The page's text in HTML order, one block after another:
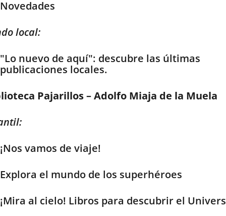
Novedades
local:
"Lo nuevo de aquí": descubre las últimas
publicaciones locales.
Pajarillos – Adolfo Miaja de la Muela
¡Nos vamos de viaje!
Explora el mundo de los superhéroes
¡Mira al cielo! Libros para descubrir el